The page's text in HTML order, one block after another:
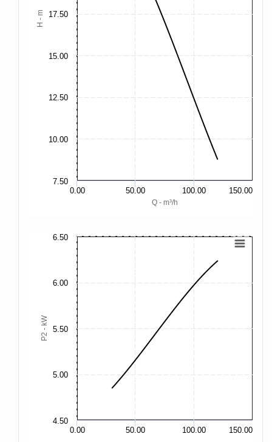
Q - m³/h
H - m
0.00 50.00 100.00 150.00
7.50
10.00
12.50
15.00
17.50
P2 - kW
0.00 50.00 100.00 150.00
5.00
6.00
4.50
5.50
6.50